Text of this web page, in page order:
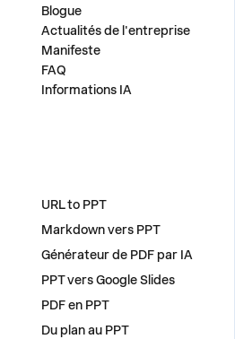
Blogue
Actualités de l'entreprise
Manifeste
FAQ
Informations IA
URL to PPT
Markdown vers PPT
Générateur de PDF par IA
PPT vers Google Slides
PDF en PPT
Du plan au PPT